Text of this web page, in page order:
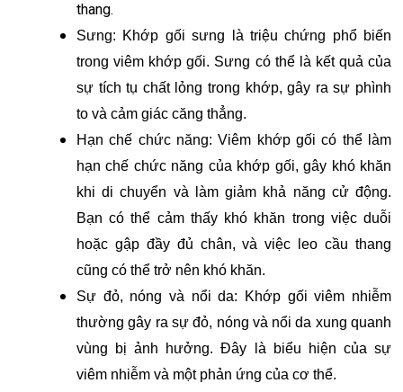
thang.
Sưng: Khớp gối sưng là triệu chứng phổ biến
trong viêm khớp gối. Sưng có thể là kết quả của
sự tích tụ chất lỏng trong khớp, gây ra sự phình
to và cảm giác căng thẳng.
Hạn chế chức năng: Viêm khớp gối có thể làm
hạn chế chức năng của khớp gối, gây khó khăn
khi di chuyển và làm giảm khả năng cử động.
Bạn có thể cảm thấy khó khăn trong việc duỗi
hoặc gập đầy đủ chân, và việc leo cầu thang
cũng có thể trở nên khó khăn.
Sự đỏ, nóng và nổi da: Khớp gối viêm nhiễm
thường gây ra sự đỏ, nóng và nổi da xung quanh
vùng bị ảnh hưởng. Đây là biểu hiện của sự
viêm nhiễm và một phản ứng của cơ thể.